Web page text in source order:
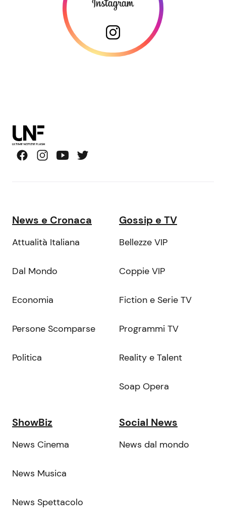
News e Cronaca
Attualità Italiana
Dal Mondo
Economia
Persone Scomparse
Politica
Gossip e TV
Bellezze VIP
Coppie VIP
Fiction e Serie TV
Programmi TV
Reality e Talent
Soap Opera
ShowBiz
News Cinema
News Musica
News Spettacolo
Social News
News dal mondo